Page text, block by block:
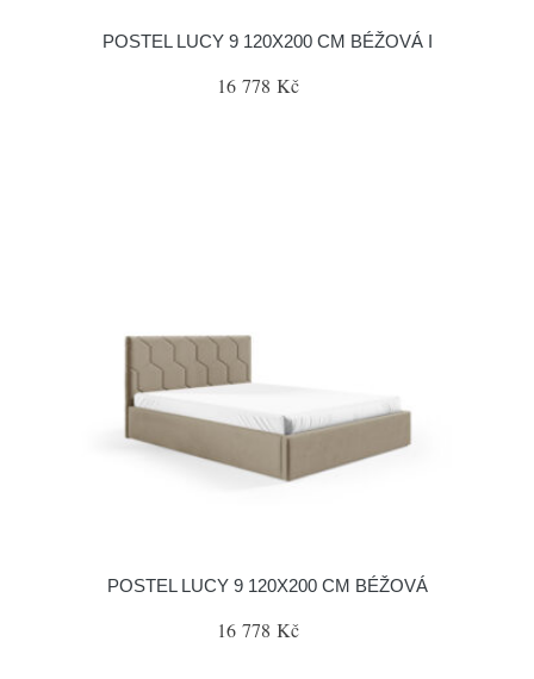
POSTEL LUCY 9 120X200 CM BÉŽOVÁ I
16 778 Kč
POSTEL LUCY 9 120X200 CM BÉŽOVÁ
16 778 Kč